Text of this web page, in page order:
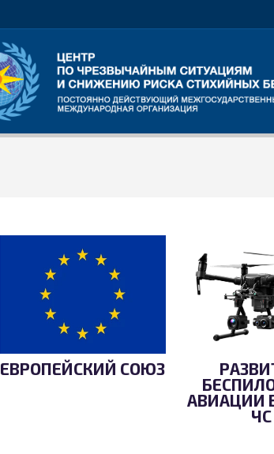
ЕВРОПЕЙСКИЙ СОЮЗ
АВИАЦИИ
ЧС